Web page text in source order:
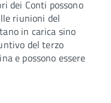
dei Conti possono
riunioni del
in carica sino
del terzo
e possono essere